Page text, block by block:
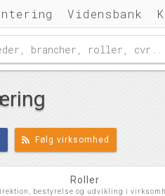
Vidensbank
Følg virksomhed
Roller
bestyrelse og udvikling i